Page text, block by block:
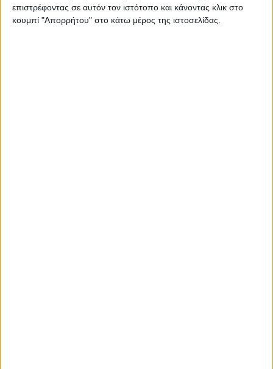
επιστρέφοντας σε αυτόν τον ιστότοπο και κάνοντας κλικ στο
κουμπί "Απορρήτου" στο κάτω μέρος της ιστοσελίδας.